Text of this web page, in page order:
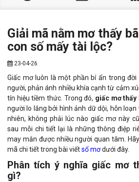
Giải mã nằm mơ thấy
con số mấy tài lộc?
23-04-26
Giấc mơ luôn là một phần bí ẩn trong
người, phản ánh nhiều khía cạnh từ cảm
tín hiệu tiềm thức. Trong đó, giấc mơ thấy
người lo lắng bởi hình ảnh dữ dội, hỗn
nhiên, không phải lúc nào giấc mơ này
sau mỗi chi tiết lại là những thông điệp
may mắn được nhiều người quan tâm.
mã chi tiết trong bài viếtsổ mơdưới đây.
Phân tích ý nghĩa giấc mơ
gì?